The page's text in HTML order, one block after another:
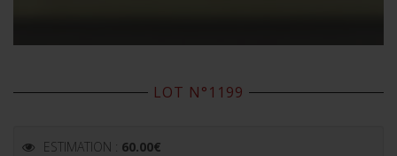
LOT N°1199
ESTIMATION : 60.00€